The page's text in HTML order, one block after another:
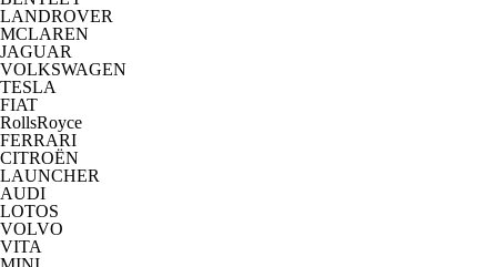
LANDROVER
MCLAREN
JAGUAR
VOLKSWAGEN
TESLA
FIAT
RollsRoyce
FERRARI
CITROËN
LAUNCHER
AUDI
LOTOS
VOLVO
VITA